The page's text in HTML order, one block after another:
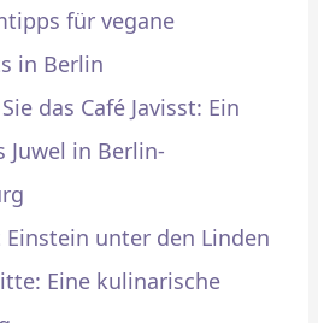
für vegane
in Berlin
das Café Javisst: Ein
Juwel in Berlin-
Einstein unter den Linden
Eine kulinarische